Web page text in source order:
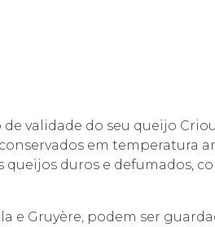
validade do seu queijo
em temperatura
duros e defumados,
e Gruyère, podem ser